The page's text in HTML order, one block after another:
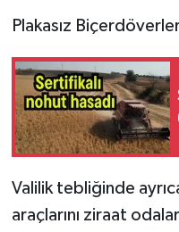
Plakasız
Valilik tebliğinde
araçlarını ziraat